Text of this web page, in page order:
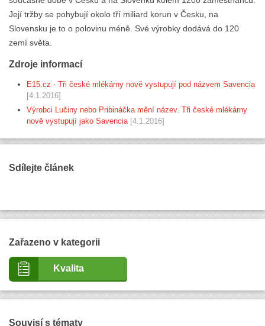
Její tržby se pohybují okolo tří miliard korun v Česku, na
Slovensku je to o polovinu méně. Své výrobky dodává do 120
zemí světa.
Zdroje informací
E15.cz - Tři české mlékárny nově vystupují pod názvem Savencia
[4.1.2016]
Výrobci Lučiny nebo Pribináčka mění název. Tři české mlékárny
nově vystupují jako Savencia [4.1.2016]
Sdílejte článek
Zařazeno v kategorii
Kvalita
Souvisí s tématy